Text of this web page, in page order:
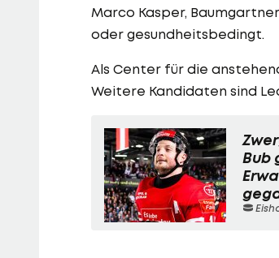
Marco Kasper,
oder gesundheitsbedingt.
Als Center für die
Weitere Kandidaten sind
Bub